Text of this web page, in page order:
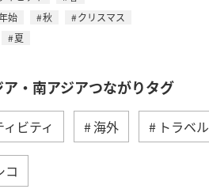
始
秋
クリスマス
夏
ア・南アジアつながりタグ
ィビティ 海外 トラベル
コ